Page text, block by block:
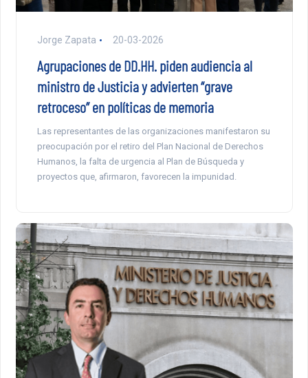
Jorge Zapata 20-03-2026
Agrupaciones de DD.HH. piden audiencia al
ministro de Justicia y advierten “grave
retroceso” en políticas de memoria
Las representantes de las organizaciones manifestaron su
preocupación por el retiro del Plan Nacional de Derechos
Humanos, la falta de urgencia al Plan de Búsqueda y
proyectos que, afirmaron, favorecen la impunidad.